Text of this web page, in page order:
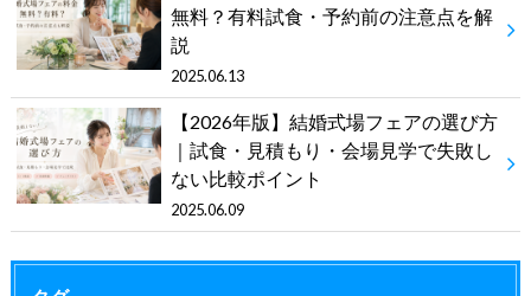
無料？有料試食・予約前の注意点を解
説
2025.06.13
【2026年版】結婚式場フェアの選び方
｜試食・見積もり・会場見学で失敗し
ない比較ポイント
2025.06.09